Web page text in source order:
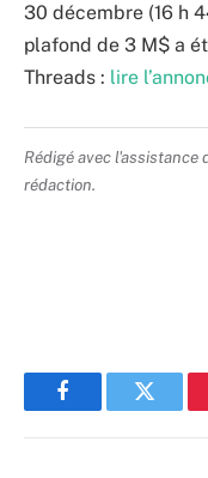
30 décembre (16 h
plafond de 3 M$ a
Threads : lire
Rédigé avec
rédaction.
FacebookTwitter